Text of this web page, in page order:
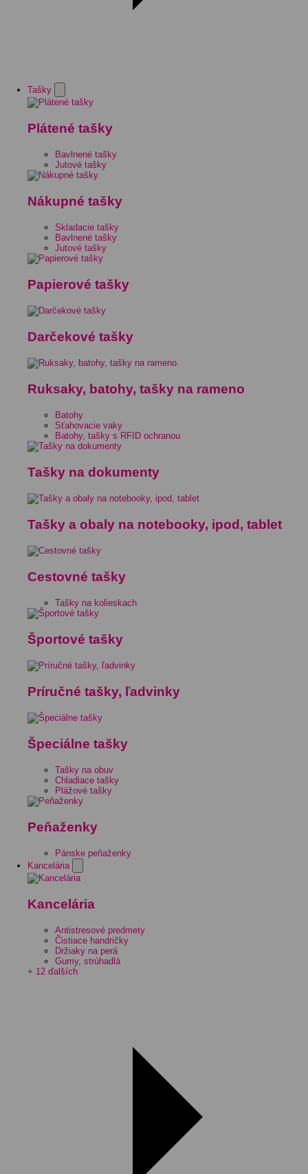
Tašky
Plátené tašky
Bavlnené tašky
Jutové tašky
Nákupné tašky
Skladacie tašky
Bavlnené tašky
Jutové tašky
Papierové tašky
Darčekové tašky
Ruksaky, batohy, tašky na rameno
Batohy
Sťahovacie vaky
Batohy, tašky s RFID ochranou
Tašky na dokumenty
Tašky a obaly na notebooky, ipod, tablet
Cestovné tašky
Tašky na kolieskach
Športové tašky
Príručné tašky, ľadvinky
Špeciálne tašky
Tašky na obuv
Chladiace tašky
Plážové tašky
Peňaženky
Pánske peňaženky
Kancelária
Kancelária
Antistresové predmety
Čistiace handričky
Držiaky na perá
Gumy, strúhadlá
+ 12 ďalších